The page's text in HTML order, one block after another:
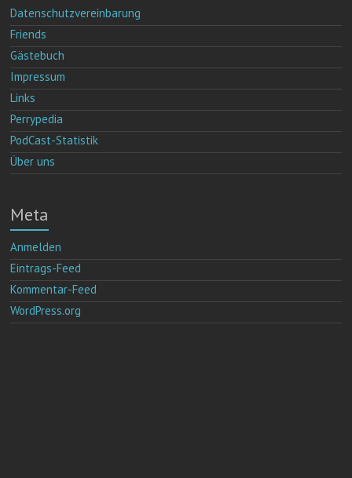
Datenschutzvereinbarung
Friends
Gästebuch
Impressum
Links
Perrypedia
PodCast-Statistik
Über uns
Meta
Anmelden
Eintrags-Feed
Kommentar-Feed
WordPress.org